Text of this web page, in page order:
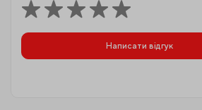
Написати відгук